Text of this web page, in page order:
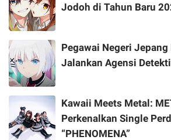
Jodoh di Tahun Baru
Pegawai Negeri
Jalankan Agensi
Kawaii Meets Metal:
Perkenalkan Single
“PHENOMENA”